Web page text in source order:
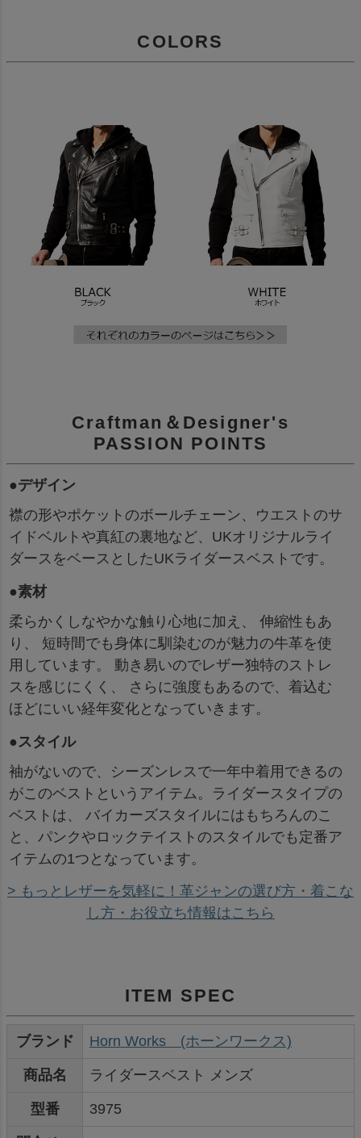
COLORS
Craftman＆Designer's
PASSION POINTS
●デザイン
襟の形やポケットのボールチェーン、ウエストのサ
イドベルトや真紅の裏地など、UKオリジナルライ
ダースをベースとしたUKライダースベストです。
●素材
柔らかくしなやかな触り心地に加え、 伸縮性もあ
り、 短時間でも身体に馴染むのが魅力の牛革を使
用しています。 動き易いのでレザー独特のストレ
スを感じにくく、 さらに強度もあるので、着込む
ほどにいい経年変化となっていきます。
●スタイル
袖がないので、シーズンレスで一年中着用できるの
がこのベストというアイテム。ライダースタイプの
ベストは、 バイカーズスタイルにはもちろんのこ
と、パンクやロックテイストのスタイルでも定番ア
イテムの1つとなっています。
> もっとレザーを気軽に！革ジャンの選び方・着こな
し方・お役立ち情報はこちら
ITEM SPEC
ブランド Horn Works (ホーンワークス)
商品名 ライダースベスト メンズ
型番 3975